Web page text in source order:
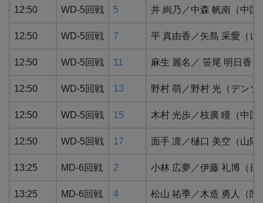
12:50 WD-5回戦 5 井 絢乃／中森 帆南（中
12:50 WD-5回戦 7 平 真由⾹／⽮島 采愛（
12:50 WD-5回戦 11 麻生 麗名／ 笹尾 明日香
12:50 WD-5回戦 13 野村 萌／野村 光（デン
12:50 WD-5回戦 15 木村 光歩／枝廣 瞳（中
12:50 WD-5回戦 17 面手 凛／樋口 美空（山
13:25 MD-6回戦 2 ⼩林 広夢／伊藤 礼博（
13:25 MD-6回戦 4 松山 祐季／木造 勇人（